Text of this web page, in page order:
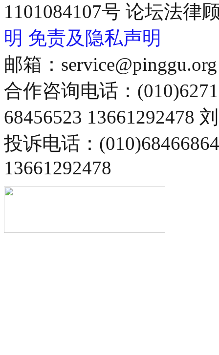
1101084107号 论坛法律
明 免责及隐私声明
邮箱：service@pinggu.org
合作咨询电话：
68456523 13661292478
投诉电话：
13661292478